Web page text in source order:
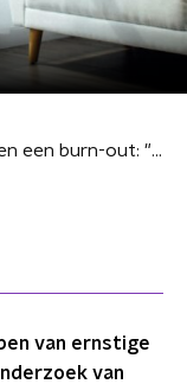
Steeds meer jongeren hebben een burn-out: "Te hoge eisen op de werkvloer"
van ernstige
van